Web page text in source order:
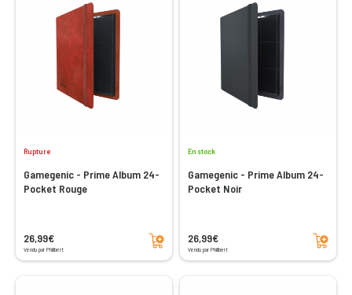
Rupture
Gamegenic - Prime Album 24-
Pocket Rouge
26,99€
Vendu par Philibert
Ajouter au panier
En stock
Gamegenic - Prime Album 24-
Pocket Noir
26,99€
Vendu par Philibert
Ajouter au panier